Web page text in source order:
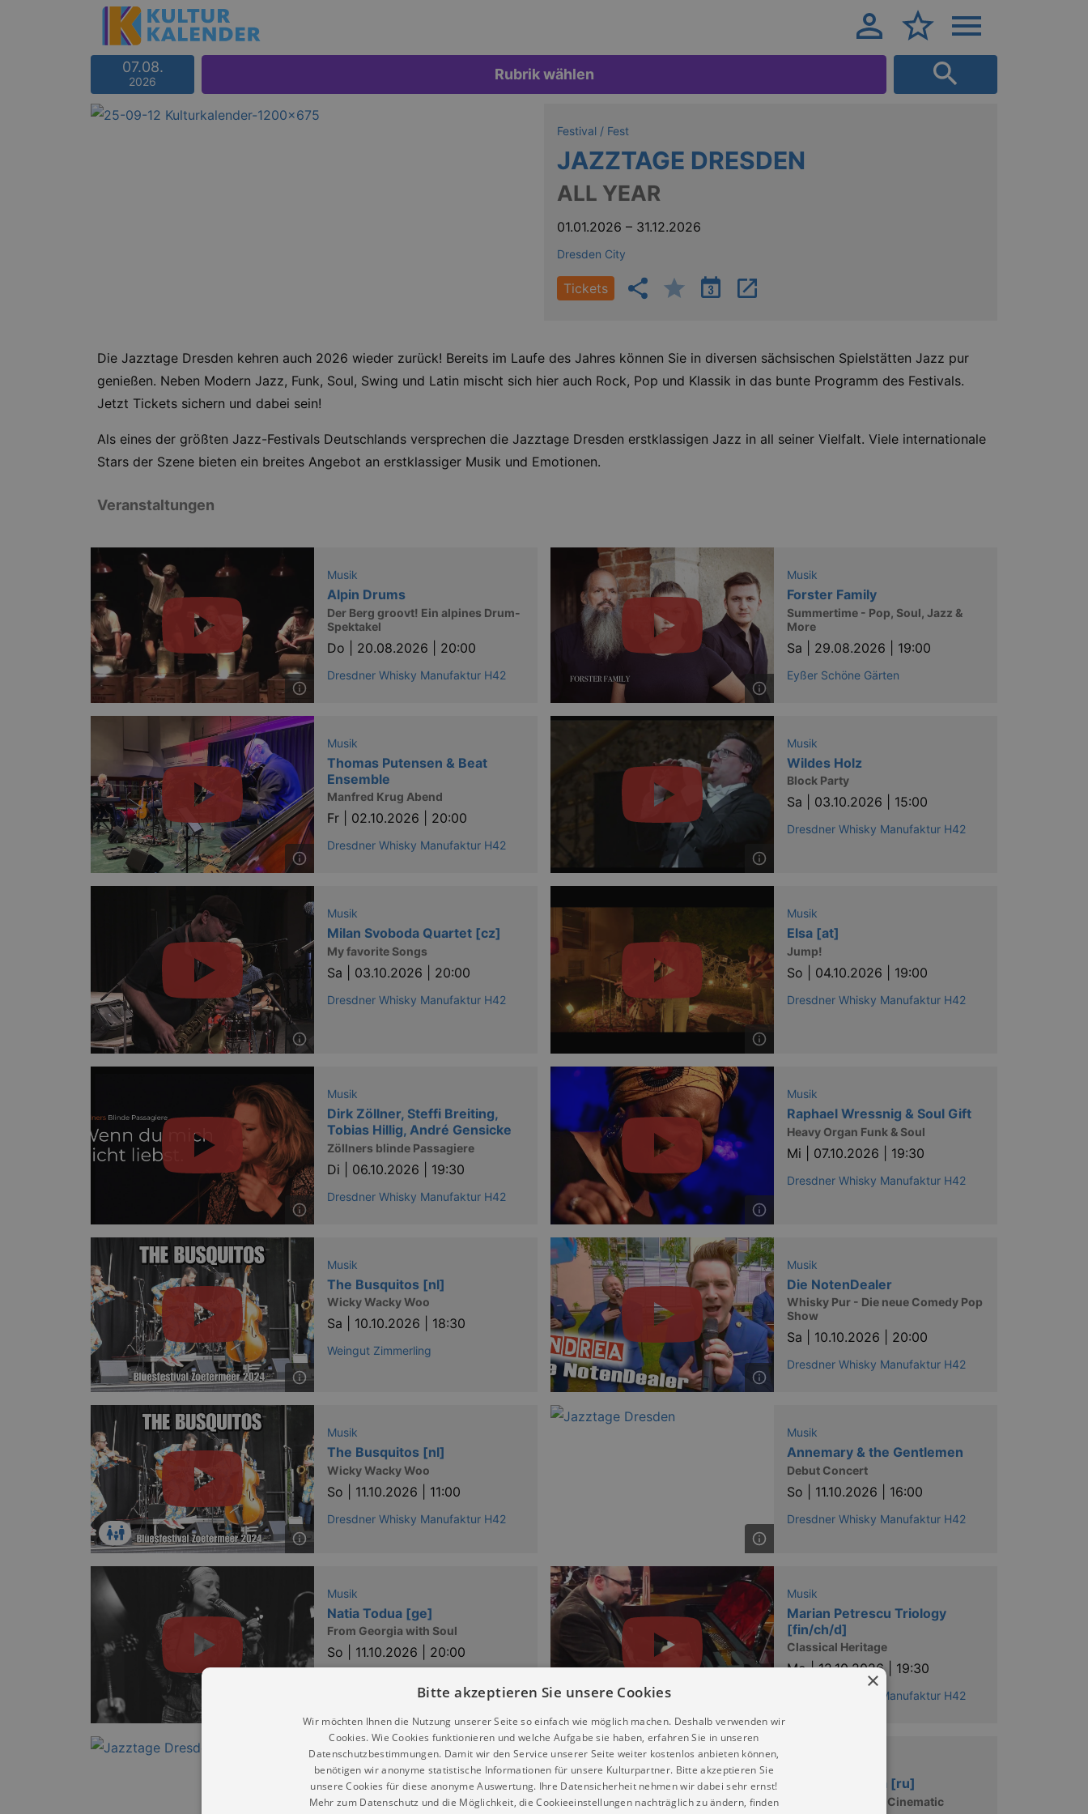
07.08.
2026 Rubrik wählen
Festival / Fest
JAZZTAGE DRESDEN
ALL YEAR
01.01.2026 – 31.12.2026
Dresden City
Tickets
Die Jazztage Dresden kehren auch 2026 wieder zurück! Bereits im Laufe des Jahres können Sie in diversen sächsischen Spielstätten Jazz pur
genießen. Neben Modern Jazz, Funk, Soul, Swing und Latin mischt sich hier auch Rock, Pop und Klassik in das bunte Programm des Festivals.
Jetzt Tickets sichern und dabei sein!
Als eines der größten Jazz-Festivals Deutschlands versprechen die Jazztage Dresden erstklassigen Jazz in all seiner Vielfalt. Viele internationale
Stars der Szene bieten ein breites Angebot an erstklassiger Musik und Emotionen.
Veranstaltungen
Musik
Alpin Drums
Der Berg groovt! Ein alpines Drum-
Spektakel
Do | 20.08.2026 | 20:00
Dresdner Whisky Manufaktur H42
Musik
Forster Family
Summertime - Pop, Soul, Jazz &
More
Sa | 29.08.2026 | 19:00
Eyßer Schöne Gärten
Musik
Thomas Putensen & Beat
Ensemble
Manfred Krug Abend
Fr | 02.10.2026 | 20:00
Dresdner Whisky Manufaktur H42
Musik
Wildes Holz
Block Party
Sa | 03.10.2026 | 15:00
Dresdner Whisky Manufaktur H42
Musik
Milan Svoboda Quartet [cz]
My favorite Songs
Sa | 03.10.2026 | 20:00
Dresdner Whisky Manufaktur H42
Musik
Elsa [at]
Jump!
So | 04.10.2026 | 19:00
Dresdner Whisky Manufaktur H42
Musik
Dirk Zöllner, Steffi Breiting,
Tobias Hillig, André Gensicke
Zöllners blinde Passagiere
Di | 06.10.2026 | 19:30
Dresdner Whisky Manufaktur H42
Musik
Raphael Wressnig & Soul Gift
Heavy Organ Funk & Soul
Mi | 07.10.2026 | 19:30
Dresdner Whisky Manufaktur H42
Musik
The Busquitos [nl]
Wicky Wacky Woo
Sa | 10.10.2026 | 18:30
Weingut Zimmerling
Musik
Die NotenDealer
Whisky Pur - Die neue Comedy Pop
Show
Sa | 10.10.2026 | 20:00
Dresdner Whisky Manufaktur H42
Musik
The Busquitos [nl]
Wicky Wacky Woo
So | 11.10.2026 | 11:00
Dresdner Whisky Manufaktur H42
Musik
Annemary & the Gentlemen
Debut Concert
So | 11.10.2026 | 16:00
Dresdner Whisky Manufaktur H42
Musik
Natia Todua [ge]
From Georgia with Soul
So | 11.10.2026 | 20:00
Musik
Marian Petrescu Triology
[fin/ch/d]
Classical Heritage
Mo |12.10.2026 | 19:30
Dresdner Whisky Manufaktur H42
Musik
Jessica
40 Jahre Spieler
Natalia Posnova [ru]
QUEEN Rhapsody Cinematic
×
Bitte akzeptieren Sie unsere Cookies
Wir möchten Ihnen die Nutzung unserer Seite so einfach wie möglich machen. Deshalb verwenden wir
Cookies. Wie Cookies funktionieren und welche Aufgabe sie haben, erfahren Sie in unseren
Datenschutzbestimmungen. Damit wir den Service unserer Seite weiter kostenlos anbieten können,
benötigen wir anonyme statistische Informationen für unsere Kulturpartner. Bitte akzeptieren Sie
unsere Cookies für diese anonyme Auswertung. Ihre Datensicherheit nehmen wir dabei sehr ernst!
Mehr zum Datenschutz und die Möglichkeit, die Cookieeinstellungen nachträglich zu ändern, finden